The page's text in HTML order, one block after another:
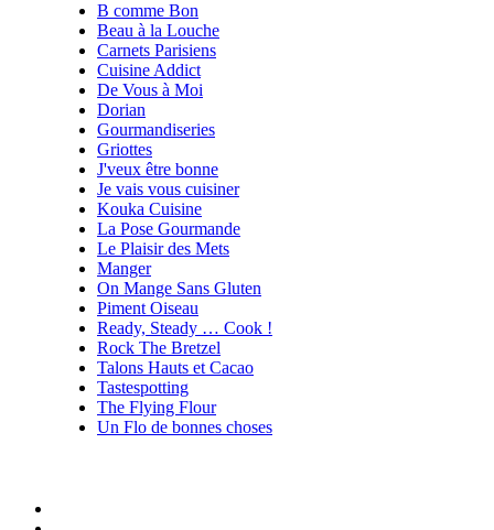
B comme Bon
Beau à la Louche
Carnets Parisiens
Cuisine Addict
De Vous à Moi
Dorian
Gourmandiseries
Griottes
J'veux être bonne
Je vais vous cuisiner
Kouka Cuisine
La Pose Gourmande
Le Plaisir des Mets
Manger
On Mange Sans Gluten
Piment Oiseau
Ready, Steady … Cook !
Rock The Bretzel
Talons Hauts et Cacao
Tastespotting
The Flying Flour
Un Flo de bonnes choses